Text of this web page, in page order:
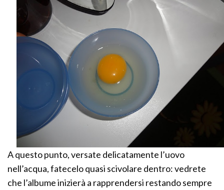
A questo punto, versate delicatamente l’uovo
nell’acqua, fatecelo quasi scivolare dentro: vedrete
che l’albume inizierà a rapprendersi restando sempre